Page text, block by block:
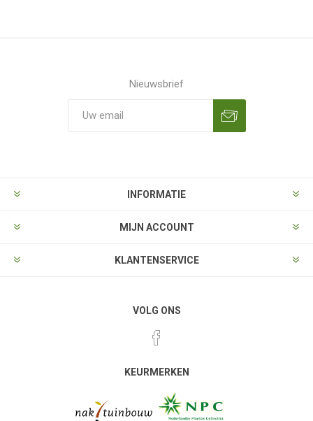
Nieuwsbrief
INFORMATIE
MIJN ACCOUNT
KLANTENSERVICE
VOLG ONS
KEURMERKEN